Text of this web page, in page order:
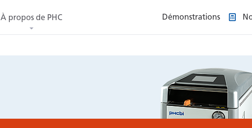
À propos de PHC Démonstrations